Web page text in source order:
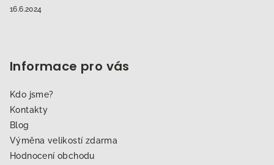
16.6.2024
Informace pro vás
Kdo jsme?
Kontakty
Blog
Výměna velikostí zdarma
Hodnocení obchodu